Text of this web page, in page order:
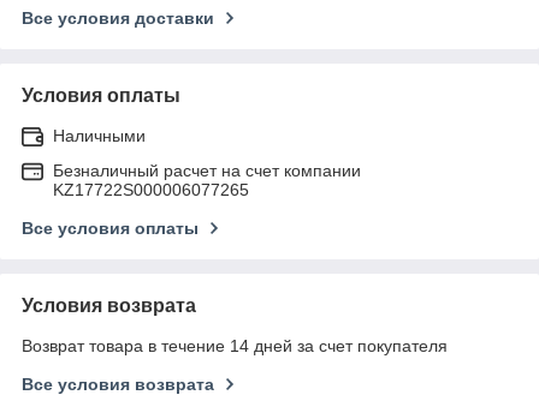
Все условия доставки
Условия оплаты
Наличными
Безналичный расчет на счет компании
KZ17722S000006077265
Все условия оплаты
Условия возврата
Возврат товара в течение 14 дней за счет покупателя
Все условия возврата